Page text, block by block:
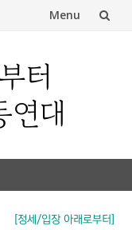
Menu
[정세/입장 아래로부터]